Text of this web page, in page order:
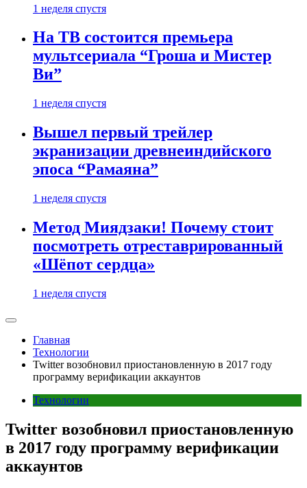
1 неделя спустя
На ТВ состоится премьера
мультсериала “Гроша и Мистер
Ви”
1 неделя спустя
Вышел первый трейлер
экранизации древнеиндийского
эпоса “Рамаяна”
1 неделя спустя
Метод Миядзаки! Почему стоит
посмотреть отреставрированный
«Шёпот сердца»
1 неделя спустя
Главная
Технологии
Twitter возобновил приостановленную в 2017 году
программу верификации аккаунтов
Технологии
Twitter возобновил приостановленную
в 2017 году программу верификации
аккаунтов